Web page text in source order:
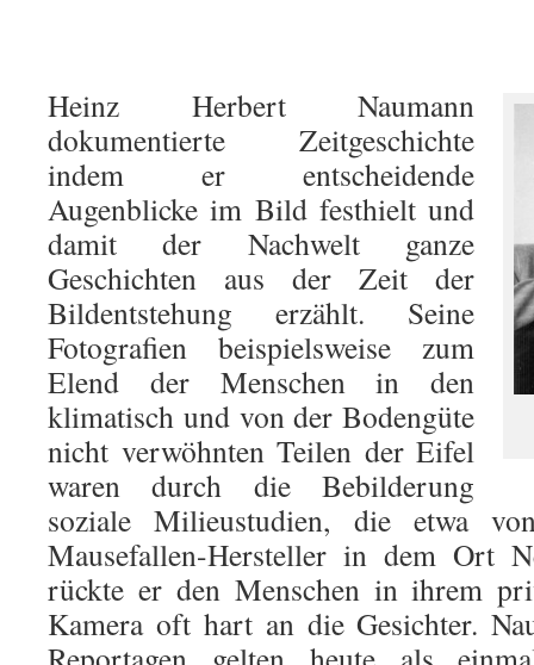
Heinz Herbert Naumann
dokumentierte Zeitgeschichte
indem er entscheidende
Augenblicke im Bild festhielt und
damit der Nachwelt ganze
Geschichten aus der Zeit der
Bildentstehung erzählt. Seine
Fotografien beispielsweise zum
Elend der Menschen in den
klimatisch und von der Bodengüte
nicht verwöhnten Teilen der Eifel
waren durch die Bebilderung
soziale Milieustudien, die etwa
Mausefallen-Hersteller in dem Ort
rückte er den Menschen in ihrem
Kamera oft hart an die Gesichter.